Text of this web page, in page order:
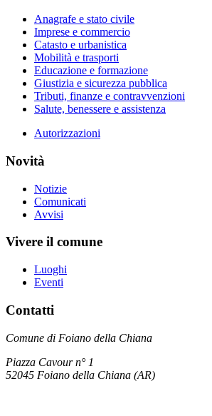
Anagrafe e stato civile
Imprese e commercio
Catasto e urbanistica
Mobilità e trasporti
Educazione e formazione
Giustizia e sicurezza pubblica
Tributi, finanze e contravvenzioni
Salute, benessere e assistenza
Autorizzazioni
Novità
Notizie
Comunicati
Avvisi
Vivere il comune
Luoghi
Eventi
Contatti
Comune di Foiano della Chiana
Piazza Cavour n° 1
52045 Foiano della Chiana (AR)